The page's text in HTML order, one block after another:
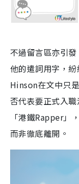
不過留言區亦引
他的遣詞用字，
Hinson在文中只
否代表要正式入
「港鐵Rapper」
而非徹底離開。